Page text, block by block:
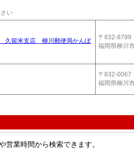
い
久留米支店 柳川郵便局かんぽ
〒832-8799
福岡県柳川
〒832-0067
福岡県柳川
営業時間から検索できます。